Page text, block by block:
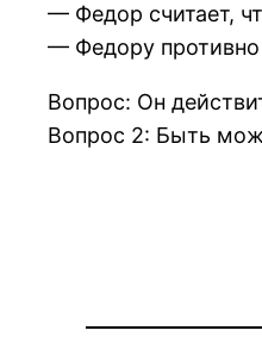
— Федор считает,
— Федору противно
Вопрос: Он
Вопрос 2: Быть